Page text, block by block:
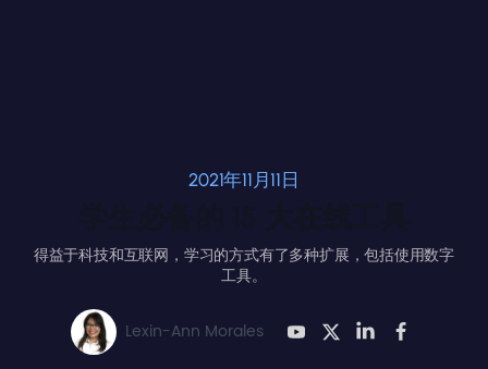
2021年11月11日
得益于科技和互联网，学习的方式有了多种扩展，包括使用数字
工具。
Lexin-Ann Morales